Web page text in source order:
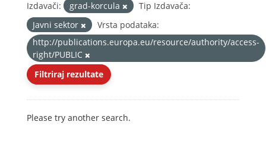
Izdavači:
grad-korcula
Tip Izdavača:
Javni sektor
Vrsta podataka:
http://publications.europa.eu/resource/authority/access-
right/PUBLIC
Filtriraj rezultate
Please try another search.